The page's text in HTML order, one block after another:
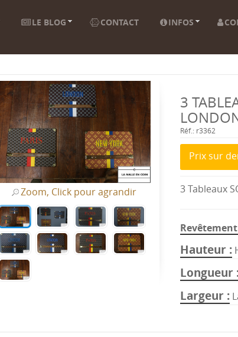
LE BLOG CONTACT INFOS
Zoom, Click pour agrandir
3
Réf.: r3362
Prix sur
3 Tableaux
Hauteur
Longueur
Largeur